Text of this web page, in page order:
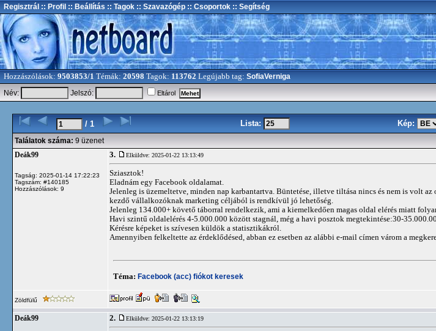
Regisztrál :: Profil :: Beállítás :: Tagok :: Szavazógép :: Csoportok :: Segítség
Hozzászólások: 9503853/1 Témák: 20598 Tagok: 113762 Legújabb tag: SofiaVerniga
Név: Jelszó: Eltárol
/ 1 Lista: Kép:
Találatok száma: 9 üzenet
Deák99
Tagság: 2025-01-14 17:22:23
Tagszám: #140185
Hozzászólások: 9
3. Elküldve: 2025-01-22 13:13:49
Sziasztok!
Eladnám egy Facebook oldalamat.
Jelenleg is üzemeltetve, minden nap karbantartva. Büntetése, illetve tiltása nincs és nem is volt
kezdő vállalkozóknak marketing céljából is rendkívül jó lehetőség.
Jelenleg 134.000+ követő táborral rendelkezik, ami a kiemelkedően magas oldal elérés miatt
Havi szintű oldalelérés 4-5.000.000 között stagnál, még a havi posztok megtekintése:30-
Kérésre képeket is szívesen küldök a statisztikákról.
Amennyiben felkeltette az érdeklődésed, abban ez esetben az alábbi e-mail címen várom a
Téma: Facebook (acc) fiókot keresek
Zöldfülű
Deák99 2. Elküldve: 2025-01-22 13:13:19